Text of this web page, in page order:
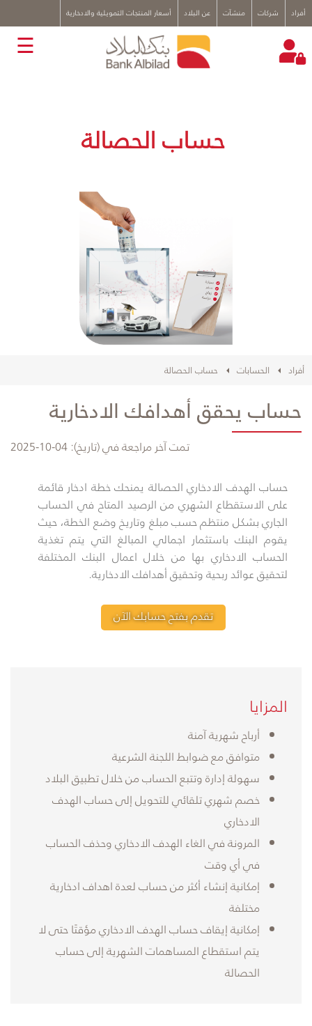
أفراد شركات منشآت عن البلاد أسعار المنتجات التمويلية والادخارية x☰
حساب الحصالة
أفراد الحسابات حساب الحصالة
حساب يحقق أهدافك الادخارية
تمت آخر مراجعة في (تاريخ):04-10-2025
​​حساب الهدف الادخاري الحصالة يمنحك خطة ادخار قائمة
على الاستقطاع الشهري من الرصيد المتاح في الحساب
الجاري بشكل منتظم حسب مبلغ وتاريخ وضع الخطة، حيث
يقوم البنك باستثمار اجمالي المبالغ التي يتم تغذية
الحساب الادخاري بها من خلال اعمال البنك المختلفة
لتحقيق عوائد ربحية وتحقيق أهدافك الادخارية.
تقدم بفتح حسابك الآن
​المزايا
أرباح شهرية آمنة
متوافق مع ضوابط اللجنة الشرعية
سهولة إدارة وتتبع الحساب من خلال تطبيق البلاد
خصم شهري تلقائي للتحويل إلى حساب الهدف
الادخاري
المرونة في الغاء الهدف الادخاري وحذف الحساب
في أي وقت
إمكانية إنشاء أكثر من حساب لعدة اهداف ادخارية
مختلفة
إمكانية إيقاف حساب الهدف الادخاري مؤقتًا حتى لا
يتم استقطاع المساهمات الشهرية إلى حساب
الحصالة